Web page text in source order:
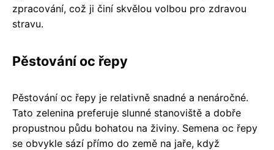
zpracování, což ji činí skvělou volbou pro zdravou
stravu.
Pěstování oc řepy
Pěstování oc řepy je relativně snadné a nenáročné.
Tato zelenina preferuje slunné stanoviště a dobře
propustnou půdu bohatou na živiny. Semena oc řepy
se obvykle sází přímo do země na jaře, když